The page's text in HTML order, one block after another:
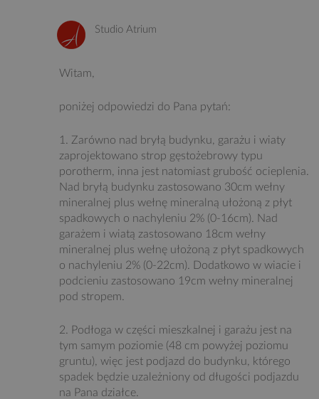
Studio Atrium
Witam,
poniżej odpowiedzi do Pana pytań:
1. Zarówno nad bryłą budynku, garażu i wiaty
zaprojektowano strop gęstożebrowy typu
porotherm, inna jest natomiast grubość ocieplenia.
Nad bryłą budynku zastosowano 30cm wełny
mineralnej plus wełnę mineralną ułożoną z płyt
spadkowych o nachyleniu 2% (0-16cm). Nad
garażem i wiatą zastosowano 18cm wełny
mineralnej plus wełnę ułożoną z płyt spadkowych
o nachyleniu 2% (0-22cm). Dodatkowo w wiacie i
podcieniu zastosowano 19cm wełny mineralnej
pod stropem.
2. Podłoga w części mieszkalnej i garażu jest na
tym samym poziomie (48 cm powyżej poziomu
gruntu), więc jest podjazd do budynku, którego
spadek będzie uzależniony od długości podjazdu
na Pana działce.